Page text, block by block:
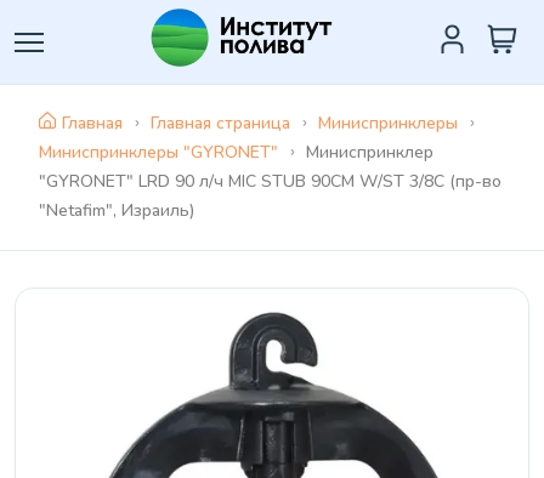
Главная Главная страница
Миниспринклеры
Миниспринклеры "GYRONET"
Миниспринклер
"GYRONET" LRD 90 л/ч MIC STUB 90CM W/ST 3/8C (пр-во
"Netafim", Израиль)